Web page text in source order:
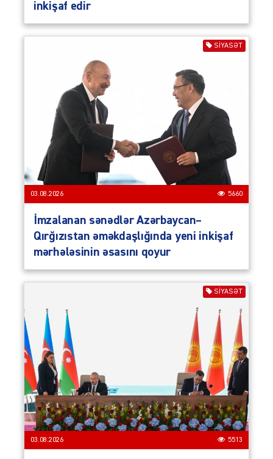
inkişaf edir
SIYASƏT
03.08.2026 5660
İmzalanan sənədlər Azərbaycan–
Qırğızıstan əməkdaşlığında yeni inkişaf
mərhələsinin əsasını qoyur
SIYASƏT
03.08.2026 5513